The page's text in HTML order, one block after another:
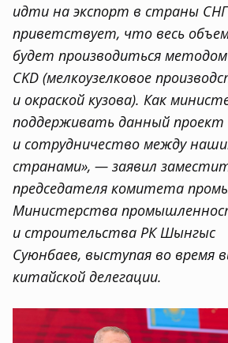
идти на экспорт в страны
приветствует, что весь
будет производиться методом
CKD (мелкоузелковое
и окраской кузова). Как
поддерживать данный проект
и сотрудничество между
странами», — заявил
председателя комитета
Министерства
и строительства РК Шынгыс
Суюнбаев, выступая во время
китайской делегации.